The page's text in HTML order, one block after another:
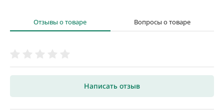
Отзывы о товаре Вопросы о товаре
Написать отзыв